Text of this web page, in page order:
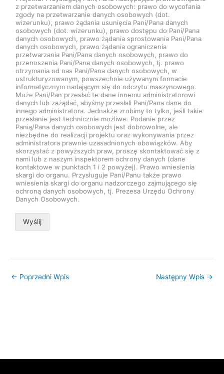
z przetwarzaniem danych osobowych: prawo do wycofania
zgody na przetwarzanie danych osobowych (dot.
wizerunku), prawo żądania usunięcia Pani/Pana danych
osobowych (dot. wizerunku), prawo dostępu do Pani/Pana
danych osobowych, prawo żądania sprostowania Pani/Pana
danych osobowych, prawo żądania ograniczenia
przetwarzania Pani/Pana danych osobowych, prawo do
przenoszenia Pani/Pana danych osobowych, tj. prawo
otrzymania od nas Pani/Pana danych osobowych, w
ustrukturyzowanym, powszechnie używanym formacie
informatycznym nadającym się do odczytu maszynowego.
Może Pani/Pan przesłać te dane innemu administratorowi
danych lub zażądać, abyśmy przesłali Pani/Pana dane do
innego administratora. Jednakże zrobimy to tylko, jeśli takie
przesłanie jest technicznie możliwe. Podanie przez
Panią/Pana danych osobowych jest dobrowolne, ale
niezbędne do realizacji projektu oraz wykonywania przez
administratora prawnie uzasadnionych obowiązków. Aby
skorzystać z powyższych praw, proszę skontaktować się z
nami lub z naszym inspektorem ochrony danych (dane
kontaktowe w punktach 1 i 2 powyżej). Prawo wniesienia
skargi do organu. Przysługuje Pani/Panu także prawo
wniesienia skargi do organu nadzorczego zajmującego się
ochroną danych osobowych, tj. Prezesa Urzędu Ochrony
Danych Osobowych.
Wyślij
← Poprzedni Wpis Następny Wpis →